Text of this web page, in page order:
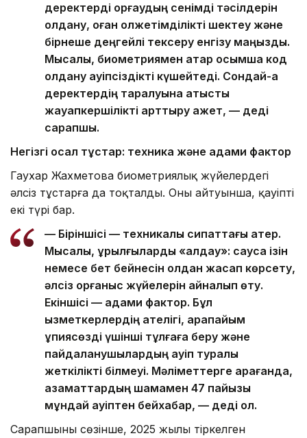
деректерді қорғаудың сенімді тәсілдерін
қолдану, оған қолжетімділікті шектеу және
бірнеше деңгейлі тексеру енгізу маңызды.
Мысалы, биометриямен қатар қосымша код
қолдану қауіпсіздікті күшейтеді. Сондай-ақ
деректердің таралуына қатысты
жауапкершілікті арттыру қажет, — деді
сарапшы.
Негізгі осал тұстар: техника және адами фактор
Гаухар Жахметова биометриялық жүйелердегі
әлсіз тұстарға да тоқталды. Оның айтуынша, қауіптің
екі түрі бар.
— Біріншісі — техникалық сипаттағы қатер.
Мысалы, құрылғыларды «алдау»: саусақ ізін
немесе бет бейнесін қолдан жасап көрсету,
әлсіз қорғаныс жүйелерін айналып өту.
Екіншісі — адами фактор. Бұл
қызметкерлердің қателігі, қарапайым
құпиясөзді үшінші тұлғаға беру және
пайдаланушылардың қауіп туралы
жеткілікті білмеуі. Мәліметтерге қарағанда,
азаматтардың шамамен 47 пайызы
мұндай қауіптен бейхабар, — деді ол.
Сарапшының сөзінше, 2025 жылы тіркелген